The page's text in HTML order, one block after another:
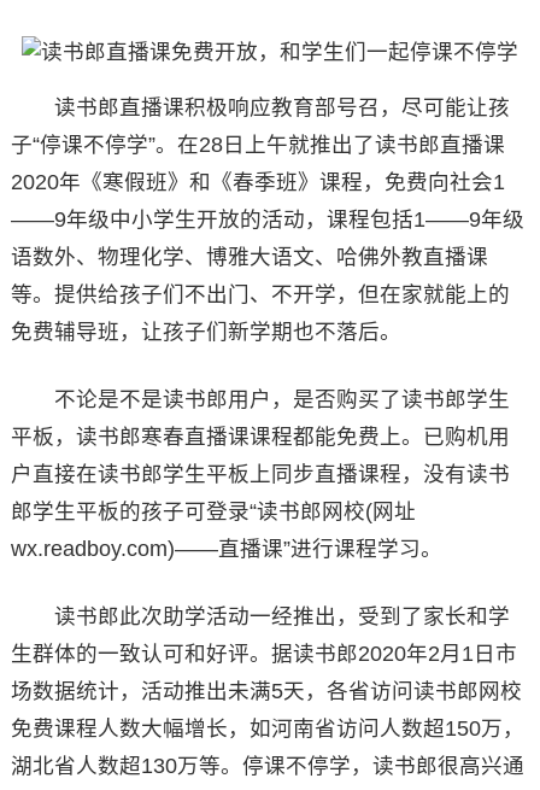
读书郎直播课积极响应教育部号召，尽可能让孩
子“停课不停学”。在28日上午就推出了读书郎直播课
2020年《寒假班》和《春季班》课程，免费向社会1
——9年级中小学生开放的活动，课程包括1——9年级
语数外、物理化学、博雅大语文、哈佛外教直播课
等。提供给孩子们不出门、不开学，但在家就能上的
免费辅导班，让孩子们新学期也不落后。
不论是不是读书郎用户，是否购买了读书郎学生
平板，读书郎寒春直播课课程都能免费上。已购机用
户直接在读书郎学生平板上同步直播课程，没有读书
郎学生平板的孩子可登录“读书郎网校(网址
wx.readboy.com)——直播课”进行课程学习。
读书郎此次助学活动一经推出，受到了家长和学
生群体的一致认可和好评。据读书郎2020年2月1日市
场数据统计，活动推出未满5天，各省访问读书郎网校
免费课程人数大幅增长，如河南省访问人数超150万，
湖北省人数超130万等。停课不停学，读书郎很高兴通